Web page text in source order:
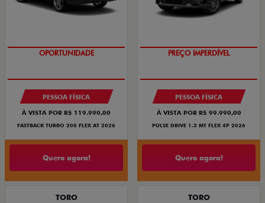
OPORTUNIDADE
PESSOA FÍSICA
À VISTA POR R$ 119.990,00
FASTBACK TURBO 200 FLEX AT 2026
Quero agora!
PREÇO IMPERDÍVEL
PESSOA FÍSICA
À VISTA POR R$ 99.990,00
PULSE DRIVE 1.3 MT FLEX 4P 2026
Quero agora!
TORO TORO